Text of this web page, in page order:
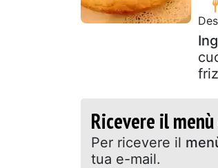
Ricevere il
Per ricevere il
tua e-mail.